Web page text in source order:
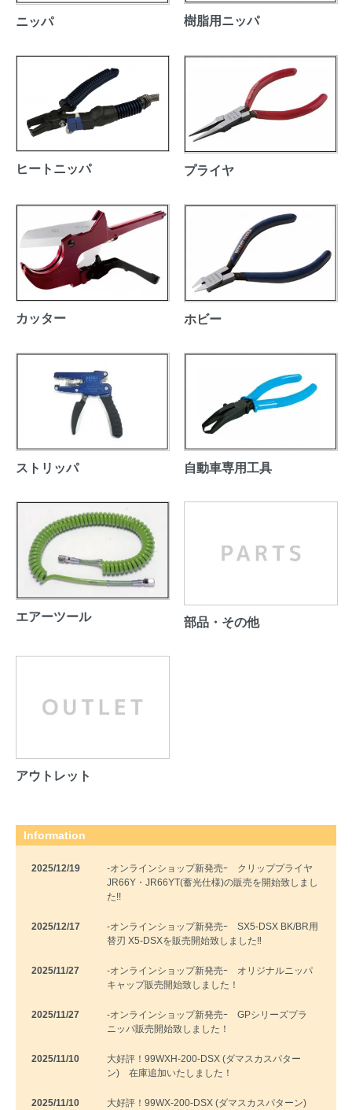
ニッパ 樹脂用ニッパ
ヒートニッパ プライヤ
カッター ホビー
ストリッパ 自動車専用工具
エアーツール 部品・その他
アウトレット
Information
2025/12/19
-オンラインショップ新発売ｰ クリッププライヤ
JR66Y・JR66YT(蓄光仕様)の販売を開始致しまし
た!!
2025/12/17
-オンラインショップ新発売ｰ SX5-DSX BK/BR用
替刃 X5-DSXを販売開始致しました‼
2025/11/27
-オンラインショップ新発売ｰ オリジナルニッパ
キャップ販売開始致しました！
2025/11/27
-オンラインショップ新発売ｰ GPシリーズプラ
ニッパ販売開始致しました！
2025/11/10
大好評！99WXH-200-DSX (ダマスカスパター
ン) 在庫追加いたしました！
2025/11/10
大好評！99WX-200-DSX (ダマスカスパターン)